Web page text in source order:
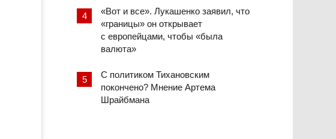
«Вот и все». Лукашенко заявил, что
«границы» он открывает
с европейцами, чтобы «была
валюта»
С политиком Тихановским
покончено? Мнение Артема
Шрайбмана